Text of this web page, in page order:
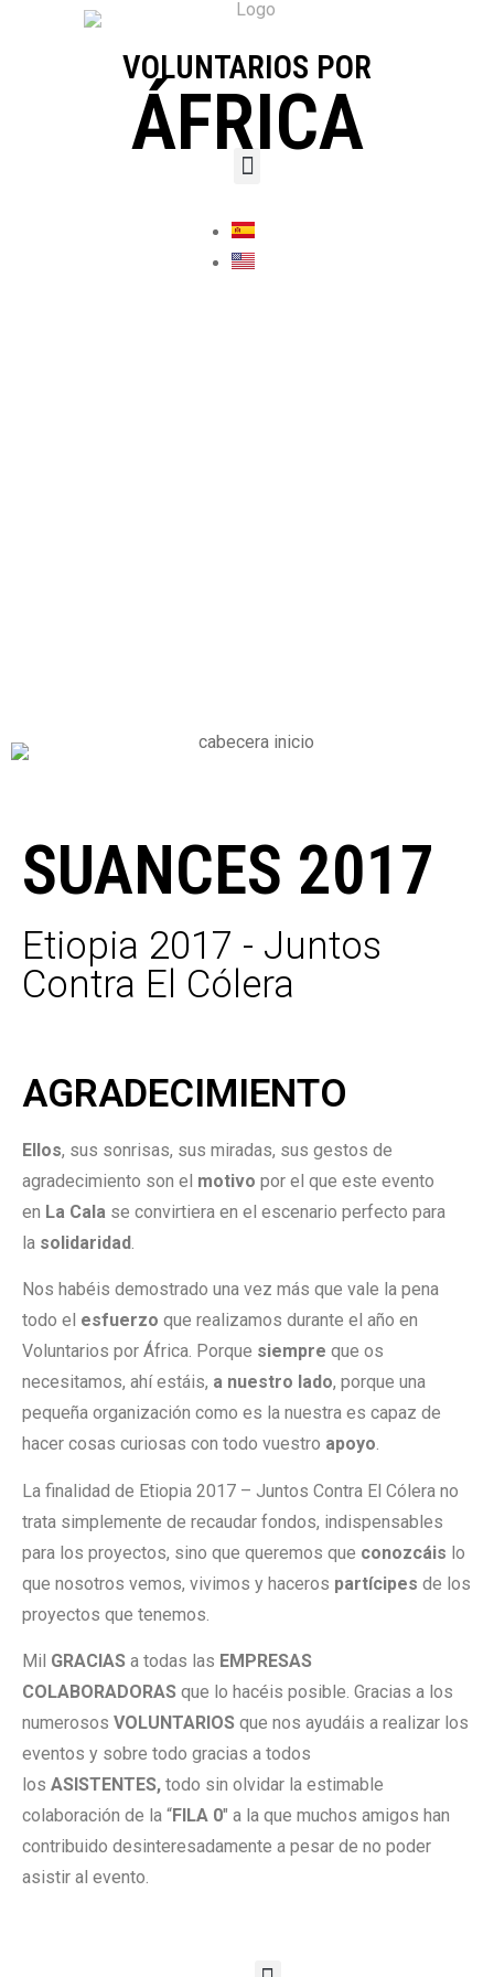
VOLUNTARIOS POR
ÁFRICA
SUANCES 2017
Etiopia 2017 - Juntos
Contra El Cólera
AGRADECIMIENTO
Ellos, sus sonrisas, sus miradas, sus gestos de
agradecimiento son el motivo por el que este evento
en La Cala se convirtiera en el escenario perfecto para
la solidaridad.
Nos habéis demostrado una vez más que vale la pena
todo el esfuerzo que realizamos durante el año en
Voluntarios por África. Porque siempre que os
necesitamos, ahí estáis, a nuestro lado, porque una
pequeña organización como es la nuestra es capaz de
hacer cosas curiosas con todo vuestro apoyo.
La finalidad de Etiopia 2017 – Juntos Contra El Cólera no
trata simplemente de recaudar fondos, indispensables
para los proyectos, sino que queremos que conozcáis lo
que nosotros vemos, vivimos y haceros partícipes de los
proyectos que tenemos.
Mil GRACIAS a todas las EMPRESAS
COLABORADORAS que lo hacéis posible. Gracias a los
numerosos VOLUNTARIOS que nos ayudáis a realizar los
eventos y sobre todo gracias a todos
los ASISTENTES, todo sin olvidar la estimable
colaboración de la “FILA 0″ a la que muchos amigos han
contribuido desinteresadamente a pesar de no poder
asistir al evento.